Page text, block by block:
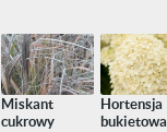
Miskant
cukrowy
Hortensja
bukietowa